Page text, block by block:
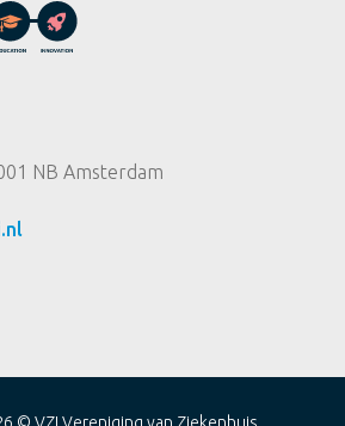
NB Amsterdam